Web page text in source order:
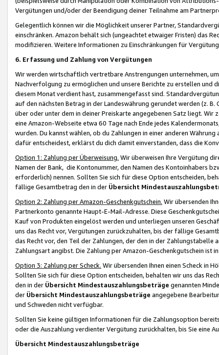
Vergütungen und/oder der Beendigung deiner Teilnahme am
Gelegentlich können wir die Möglichkeit unserer Partner,
einschränken. Amazon behält sich (ungeachtet etwaiger Fristen) das
modifizieren. Weitere Informationen zu Einschränkungen für
6. Erfassung und Zahlung von Vergütungen
Wir werden wirtschaftlich vertretbare Anstrengungen unternehmen,
Nachverfolgung zu ermöglichen und unsere Berichte zu erstellen und
diesem Monat verdient hast, zusammengefasst sind.
auf den nächsten Betrag in der Landeswährung gerundet werden (z.
über oder unter dem in deiner Preiskarte angegebenen Satz liegt.
eine Amazon-Webseite etwa 60 Tage nach Ende jedes
wurden. Du kannst wählen, ob du Zahlungen in einer anderen
dafür entscheidest, erklärst du dich damit einverstanden, dass die
Option 1: Zahlung per Überweisung. Wir überweisen Ihre Vergütung
Namen der Bank, die Kontonummer, den Namen des Kontoinhabers
erforderlich) nennen. Sollten Sie sich für diese Option entscheiden,
fällige Gesamtbetrag den in der Übersicht
Option 2: Zahlung per Amazon-Geschenkgutschein. Wir übersenden
Partnerkonto genannte Haupt-E-Mail-Adresse. Diese
Kauf von Produkten eingelöst werden und unterliegen unseren
uns das Recht vor, Vergütungen zurückzuhalten, bis der fällige
das Recht vor, den Teil der Zahlungen, der den in der
Zahlungsart angibst. Die Zahlung per Amazon-Geschenkgutschein ist
Option 3: Zahlung per Scheck. Wir übersenden Ihnen einen Scheck in
Sollten Sie sich für diese Option entscheiden, behalten wir uns das
den in der Übersicht Mindestauszahlungsbeträge genannten
der Übersicht Mindestauszahlungsbeträge angegebene
und Schweden nicht verfügbar.
Sollten Sie keine gültigen Informationen für die Zahlungsoption
oder die Auszahlung verdienter Vergütung zurückhalten, bis Sie
Übersicht Mindestauszahlungsbeträge